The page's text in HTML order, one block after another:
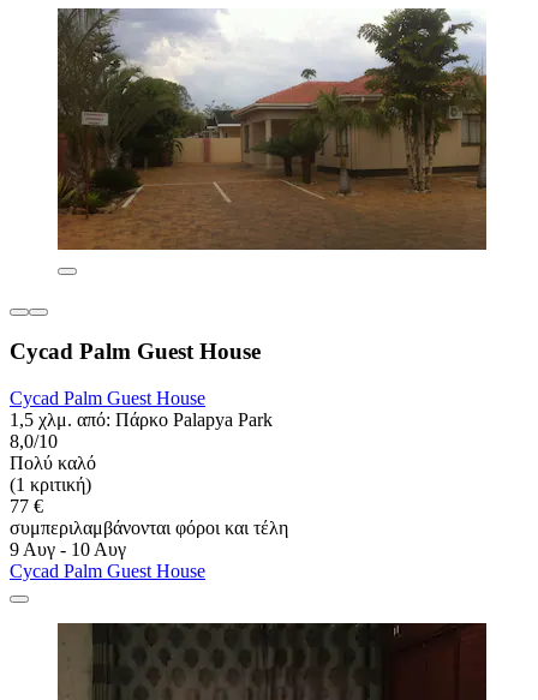
Cycad Palm Guest House
Cycad Palm Guest House
1,5 χλμ. από: Πάρκο Palapya Park
8,0/10
Πολύ καλό
(1 κριτική)
77 €
συμπεριλαμβάνονται φόροι και τέλη
9 Αυγ - 10 Αυγ
Cycad Palm Guest House